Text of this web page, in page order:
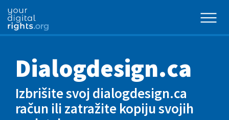
Dialogdesign.ca
Izbrišite svoj dialogdesign.ca
račun ili zatražite kopiju svojih